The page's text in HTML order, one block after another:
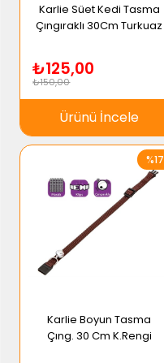
Karlie Süet Kedi Tasma
Çıngıraklı 30Cm Turkuaz
₺125,00
₺150,00
Ürünü İncele
Karlie Boyun Tasma
Çıng. 30 Cm K.Rengi
%17